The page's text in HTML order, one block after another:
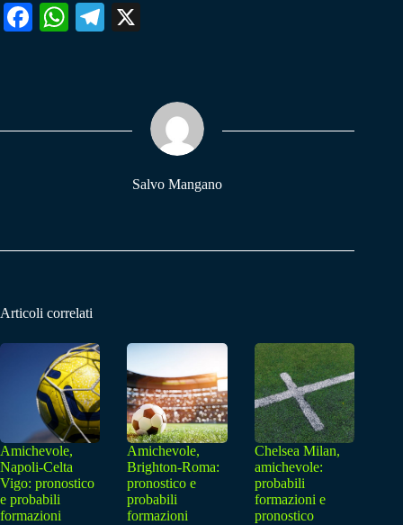
Fa W
pp
Te
m
Salvo Mangano
Articoli correlati
Amichevole,
Napoli-Celta
Vigo: pronostico
e probabili
formazioni
Amichevole,
Brighton-Roma:
pronostico e
probabili
formazioni
Chelsea Milan,
amichevole:
probabili
formazioni e
pronostico